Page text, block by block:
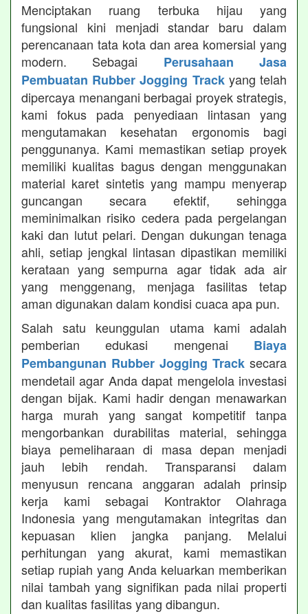
Menciptakan ruang terbuka hijau yang
fungsional kini menjadi standar baru dalam
perencanaan tata kota dan area komersial yang
modern. Sebagai Perusahaan Jasa
Pembuatan Rubber Jogging Trackyang telah
dipercaya menangani berbagai proyek strategis,
kami fokus pada penyediaan lintasan yang
mengutamakan kesehatan ergonomis bagi
penggunanya. Kami memastikan setiap proyek
memiliki kualitas bagus dengan menggunakan
material karet sintetis yang mampu menyerap
guncangan secara efektif, sehingga
meminimalkan risiko cedera pada pergelangan
kaki dan lutut pelari. Dengan dukungan tenaga
ahli, setiap jengkal lintasan dipastikan memiliki
kerataan yang sempurna agar tidak ada air
yang menggenang, menjaga fasilitas tetap
aman digunakan dalam kondisi cuaca apa pun.
Salah satu keunggulan utama kami adalah
pemberian edukasi mengenai Biaya
Pembangunan Rubber Jogging Track secara
mendetail agar Anda dapat mengelola investasi
dengan bijak. Kami hadir dengan menawarkan
harga murah yang sangat kompetitif tanpa
mengorbankan durabilitas material, sehingga
biaya pemeliharaan di masa depan menjadi
jauh lebih rendah. Transparansi dalam
menyusun rencana anggaran adalah prinsip
kerja kami sebagai Kontraktor Olahraga
Indonesia yang mengutamakan integritas dan
kepuasan klien jangka panjang. Melalui
perhitungan yang akurat, kami memastikan
setiap rupiah yang Anda keluarkan memberikan
nilai tambah yang signifikan pada nilai properti
dan kualitas fasilitas yang dibangun.